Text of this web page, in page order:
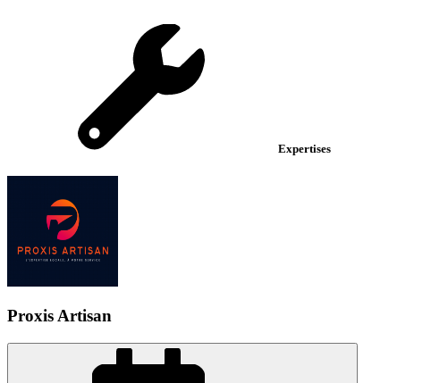
Expertises
Proxis Artisan